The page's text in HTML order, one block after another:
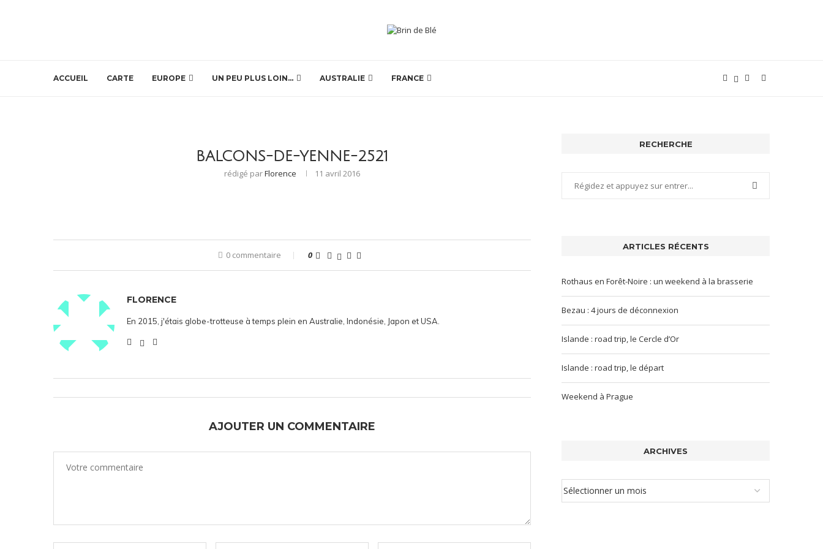
ACCUEIL CARTE EUROPE UN PEU PLUS LOIN… AUSTRALIE FRANCE
BALCONS-DE-YENNE-2521
rédigé parFlorence 11 avril 2016
0 commentaire 0
FLORENCE
En 2015, j'étais globe-trotteuse à temps plein en Australie, Indonésie, Japon et USA.
AJOUTER UN COMMENTAIRE
RECHERCHE
ARTICLES RÉCENTS
Rothaus en Forêt-Noire : un weekend à la brasserie
Bezau : 4 jours de déconnexion
Islande : road trip, le Cercle d’Or
Islande : road trip, le départ
Weekend à Prague
ARCHIVES